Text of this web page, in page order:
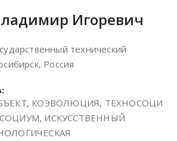
Игоревич
технический
Россия
КОЭВОЛЮЦИЯ, ТЕХНОСОЦИ
ИСКУССТВЕННЫЙ